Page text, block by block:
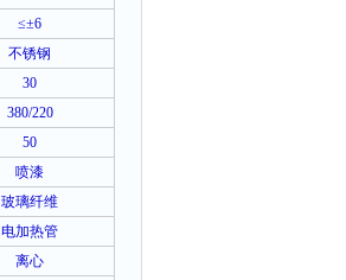
≤±6
不锈钢
30
380/220
50
喷漆
玻璃纤维
电加热管
离心